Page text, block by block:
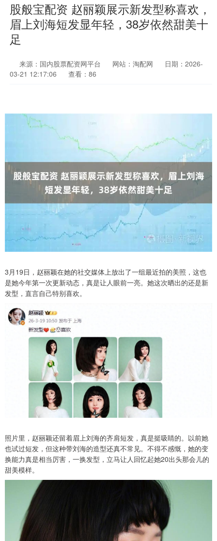
股般宝配资 赵丽颖展示新发型称喜欢，
眉上刘海短发显年轻，38岁依然甜美十
足
来源：国内股票配资网平台 网站：淘配网
日期：2026-
03-21 12:17:06
查看：86
3月19日，赵丽颖在她的社交媒体上放出了一组最近拍的美照，这也
是她今年第一次更新动态，真是让人眼前一亮。她这次晒出的还是新
发型，直言自己特别喜欢。
照片里，赵丽颖还留着眉上刘海的齐肩短发，真是挺吸睛的。以前她
也试过短发，但这种带刘海的造型还真不常见。不得不感慨，她的变
换能力真是相当厉害，一换发型，立马让人回忆起她20出头那会儿的
甜美模样。